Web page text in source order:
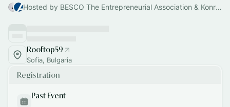
Hosted by BESCO The Entrepreneurial Association & Konrad-Adenauer-Stiftung Buglaria
Rooftop59
Sofia, Bulgaria
Registration
Past Event